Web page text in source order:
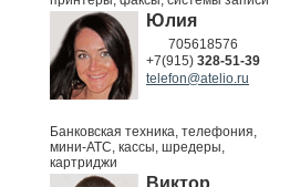
Юлия
705618576
+7(915) 328-51-39
telefon@atelio.ru
Банковская техника, телефония,
мини-АТС, кассы, шредеры,
картриджи
Виктор